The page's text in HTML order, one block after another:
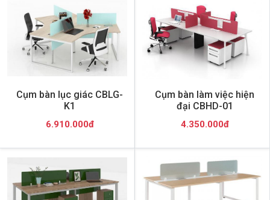
Cụm bàn lục giác CBLG-
K1
6.910.000đ
Cụm bàn làm việc hiện
đại CBHD-01
4.350.000đ